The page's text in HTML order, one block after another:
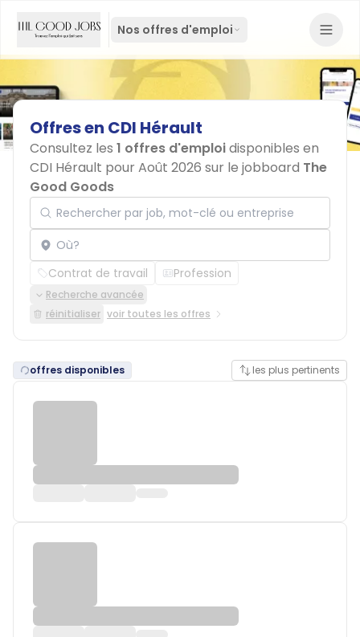
Nos offres d'emploi
Offresen CDI Hérault
Consultez les 1 offres d'emploidisponibles en
CDI Hérault pour Août 2026 sur le jobboard The
Good Goods
Rechercher par job, mot-clé ou entreprise
Localisation
Contrat de travail Profession
Recherche avancée
réinitialiser voir toutes les offres
offres disponibles les plus pertinents